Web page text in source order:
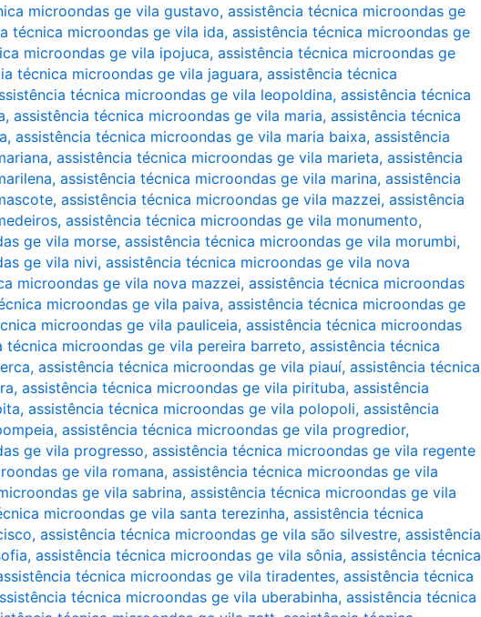
microondas ge vila gustavo, assistência técnica microondas ge
técnica microondas ge vila ida, assistência técnica microondas ge
microondas ge vila ipojuca, assistência técnica microondas ge
técnica microondas ge vila jaguara, assistência técnica
técnica microondas ge vila leopoldina, assistência técnica
, assistência técnica microondas ge vila maria, assistência técnica
, assistência técnica microondas ge vila maria baixa, assistência
, assistência técnica microondas ge vila marieta, assistência
, assistência técnica microondas ge vila marina, assistência
, assistência técnica microondas ge vila mazzei, assistência
, assistência técnica microondas ge vila monumento,
ge vila morse, assistência técnica microondas ge vila morumbi,
ge vila nivi, assistência técnica microondas ge vila nova
microondas ge vila nova mazzei, assistência técnica microondas
microondas ge vila paiva, assistência técnica microondas ge
microondas ge vila pauliceia, assistência técnica microondas
técnica microondas ge vila pereira barreto, assistência técnica
, assistência técnica microondas ge vila piauí, assistência técnica
, assistência técnica microondas ge vila pirituba, assistência
, assistência técnica microondas ge vila polopoli, assistência
, assistência técnica microondas ge vila progredior,
ge vila progresso, assistência técnica microondas ge vila regente
ge vila romana, assistência técnica microondas ge vila
ge vila sabrina, assistência técnica microondas ge vila
microondas ge vila santa terezinha, assistência técnica
, assistência técnica microondas ge vila são silvestre, assistência
, assistência técnica microondas ge vila sônia, assistência técnica
técnica microondas ge vila tiradentes, assistência técnica
técnica microondas ge vila uberabinha, assistência técnica